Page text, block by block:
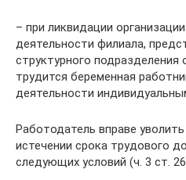
– при ликвидации
деятельности филиала,
структурного подразделения
трудится беременная
деятельности
Работодатель вправе
истечении срока трудового
следующих условий (ч. 3 ст.